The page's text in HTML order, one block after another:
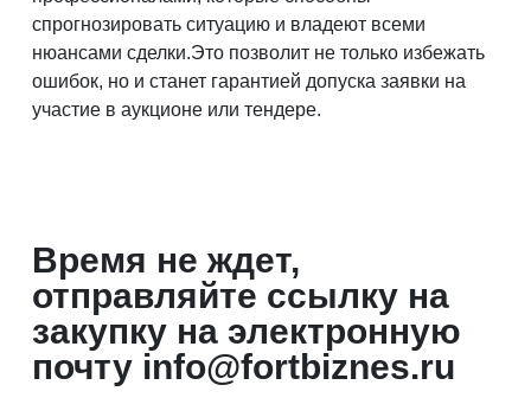
спрогнозировать ситуацию и владеют всеми
нюансами сделки.Это позволит не только избежать
ошибок, но и станет гарантией допуска заявки на
участие в аукционе или тендере.
Время не ждет,
отправляйте ссылку на
закупку на электронную
почту info@fortbiznes.ru